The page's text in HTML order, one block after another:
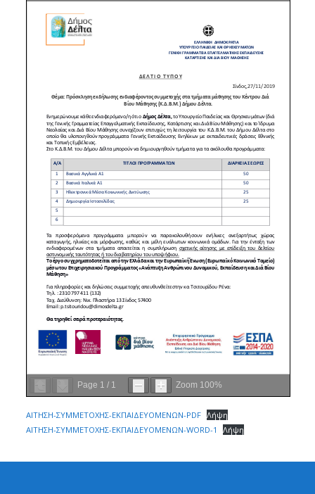
Page 1 / 1 Zoom 100%
ΑΙΤΗΣΗ-ΣΥΜΜΕΤΟΧΗΣ-ΕΚΠΑΙΔΕΥΟΜΕΝΩΝ-PDF Λήψη
ΑΙΤΗΣΗ-ΣΥΜΜΕΤΟΧΗΣ-ΕΚΠΑΙΔΕΥΟΜΕΝΩΝ-WORD-1
Λήψη